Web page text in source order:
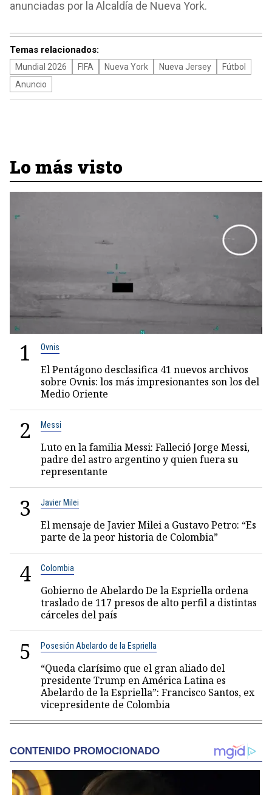
anunciadas por la Alcaldía de Nueva York.
Temas relacionados:
Mundial 2026 FIFA Nueva York Nueva Jersey
Fútbol
Anuncio
Lo más visto
1 Ovnis
El Pentágono desclasifica 41 nuevos archivos
sobre Ovnis: los más impresionantes son los del
Medio Oriente
2 Messi
Luto en la familia Messi: Falleció Jorge Messi,
padre del astro argentino y quien fuera su
representante
3 Javier Milei
El mensaje de Javier Milei a Gustavo Petro: “Es
parte de la peor historia de Colombia”
4 Colombia
Gobierno de Abelardo De la Espriella ordena
traslado de 117 presos de alto perfil a distintas
cárceles del país
5 Posesión Abelardo de la Espriella
“Queda clarísimo que el gran aliado del
presidente Trump en América Latina es
Abelardo de la Espriella”: Francisco Santos, ex
vicepresidente de Colombia